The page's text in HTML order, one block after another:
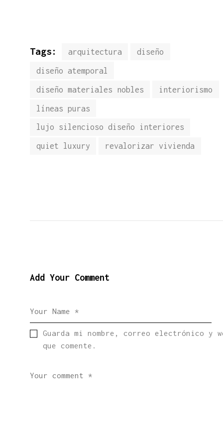
Tags: arquitectura
diseño
diseño atemporal
diseño materiales nobles
interiorismo
líneas puras
lujo silencioso diseño interiores
quiet luxury
revalorizar vivienda
Add Your Comment
Guarda mi nombre, correo electrónico y
que comente.